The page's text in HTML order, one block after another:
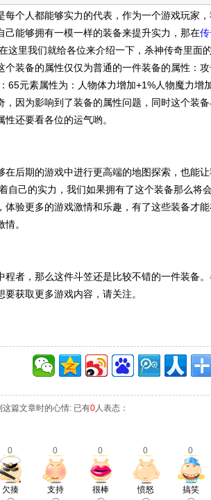
每个人都能够实力的代表，作为一个游戏玩家
己能够拥有一模一样的装备来提升实力，那在
这里我们就给各位来介绍一下，杀神传奇里面
个装备的属性仅仅为普通的一件装备的属性：
65元素属性为：人物体力增加+1%人物魔力增
，因为影响到了装备的属性问题，同时这个装
还要看各位的运气哟。
在后期的游戏中进行更高端的地图探索，也能
自己的实力，我们如果拥有了这个装备那么将
体验更多的游戏激情和乐趣，有了这些装备才
。
程者，那么这件斗笠还是比较不错的一件装备
获取更多游戏内容，请关注。
这篇文章时的心情: 已有0人表态：
0 0 0 0 0
欠揍 支持 很棒 愤怒 搞笑